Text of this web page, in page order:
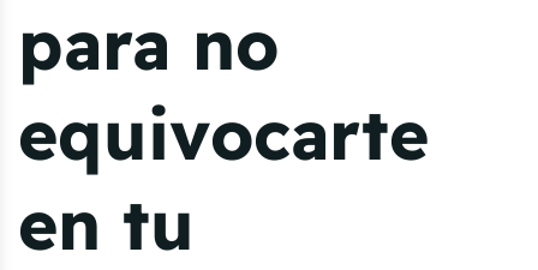
para no
equivocarte
en tu